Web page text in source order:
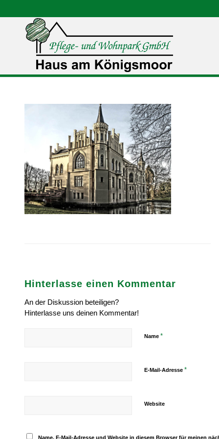
Hinterlasse einen Kommentar
An der Diskussion beteiligen?
Hinterlasse uns deinen Kommentar!
Name *
E-Mail-Adresse *
Website
Name, E-Mail-Adresse und Website in diesem Browser für meinen